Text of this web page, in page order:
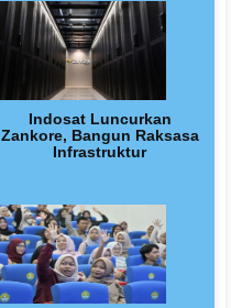
Indosat Luncurkan
Zankore, Bangun Raksasa
Infrastruktur